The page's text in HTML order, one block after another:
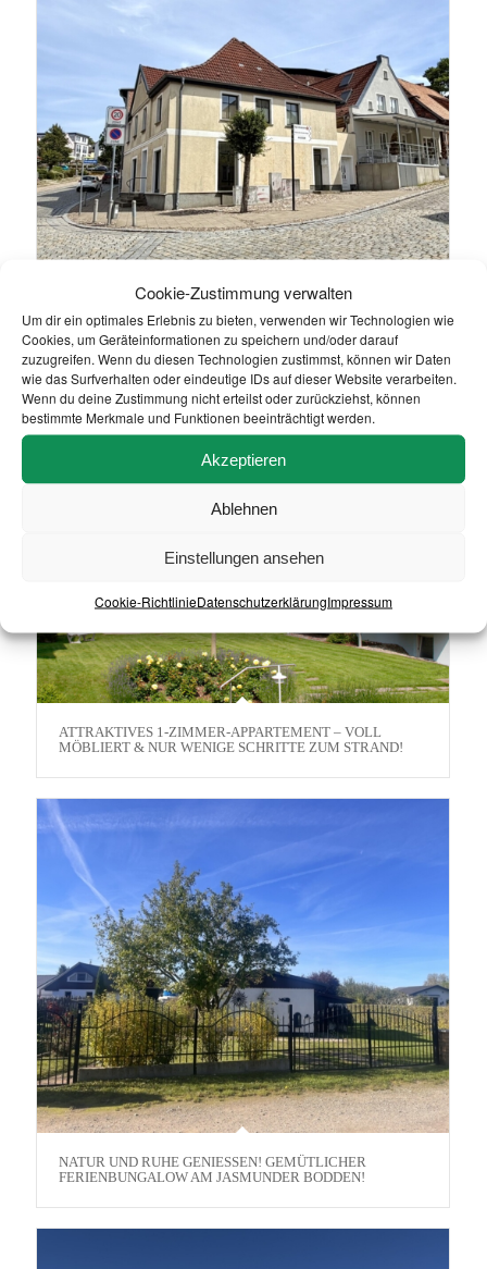
Cookie-Zustimmung verwalten
Um dir ein optimales Erlebnis zu bieten, verwenden wir Technologien wie
Cookies, um Geräteinformationen zu speichern und/oder darauf
zuzugreifen. Wenn du diesen Technologien zustimmst, können wir Daten
wie das Surfverhalten oder eindeutige IDs auf dieser Website verarbeiten.
Wenn du deine Zustimmung nicht erteilst oder zurückziehst, können
bestimmte Merkmale und Funktionen beeinträchtigt werden.
Akzeptieren
Ablehnen
Einstellungen ansehen
Cookie-RichtlinieDatenschutzerklärungImpressum
WOHN- UND GESCHÄFTSHAUS MIT VIEL POTENZIAL
DIREKT IM ZENTRUM VON BERGEN
ATTRAKTIVES 1-ZIMMER-APPARTEMENT – VOLL
MÖBLIERT & NUR WENIGE SCHRITTE ZUM STRAND!
NATUR UND RUHE GENIESSEN! GEMÜTLICHER F
ERIENBUNGALOW AM JASMUNDER BODDEN!